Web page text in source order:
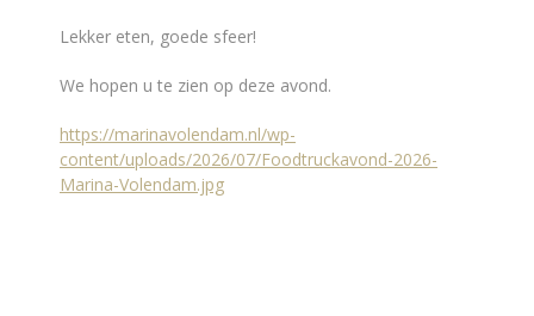
Lekker eten, goede sfeer!
We hopen u te zien op deze avond.
https://marinavolendam.nl/wp-
content/uploads/2026/07/Foodtruckavond-2026-
Marina-Volendam.jpg